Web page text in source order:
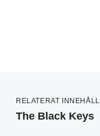
RELATERAT INNEHÅLL
The Black Keys